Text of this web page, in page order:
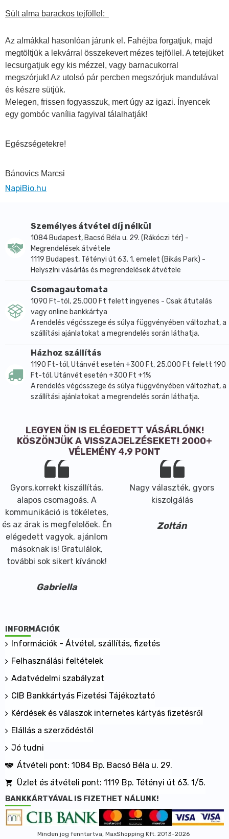
Sült alma barackos tejföllel:
Az almákkal hasonlóan járunk el. Fahéjba forgatjuk, majd
megtöltjük a lekvárral összekevert mézes tejföllel. A tetejüket
lecsurgatjuk egy kis mézzel, vagy barnacukorral
megszórjuk! Az utolsó pár percben megszórjuk mandulával
és készre sütjük.
Melegen, frissen fogyasszuk, mert úgy az igazi. Ínyencek
egy gombóc vanília fagyival tálalhatják!
Egészségetekre!
Bánovics Marcsi
NapiBio.hu
Személyes átvétel díj nélkül
1084 Budapest, Bacsó Béla u. 29. (Rákóczi tér) -
Megrendelések átvétele
1119 Budapest, Tétényi út 63. 1. emelet (Bikás Park) -
Helyszíni vásárlás és megrendelések átvétele
Csomagautomata
1090 Ft-tól, 25.000 Ft felett ingyenes - Csak átutalás
vagy online bankkártya
A rendelés végösszege és súlya függvényében változhat, a
szállítási ajánlatokat a megrendelés során láthatja.
Házhoz szállítás
1190 Ft-tól, Utánvét esetén +300 Ft, 25.000 Ft felett 190
Ft-tól, Utánvét esetén +300 Ft +1%
A rendelés végösszege és súlya függvényében változhat, a
szállítási ajánlatokat a megrendelés során láthatja.
LEGYEN ÖN IS ELÉGEDETT VÁSÁRLÓNK!
KÖSZÖNJÜK A VISSZAJELZÉSEKET! 2000+
VÉLEMÉNY 4,9 PONT
Gyors,korrekt kiszállítás,
alapos csomagoás. A
kommunikáció is tökéletes,
és az árak is megfelelőek. Én
elégedett vagyok, ajánlom
másoknak is! Gratulálok,
további sok sikert kívánok!
Gabriella
Nagy választék, gyors
kiszolgálás
Zoltán
INFORMÁCIÓK
Információk - Átvétel, szállítás, fizetés
Felhasználási feltételek
Adatvédelmi szabályzat
CIB Bankkártyás Fizetési Tájékoztató
Kérdések és válaszok internetes kártyás fizetésről
Elállás a szerződéstől
Jó tudni
Átvételi pont: 1084 Bp. Bacsó Béla u. 29.
Üzlet és átvételi pont: 1119 Bp. Tétényi út 63. 1/5.
BANKKÁRTYÁVAL IS FIZETHET NÁLUNK!
Minden jog fenntartva, MaxShopping Kft. 2013-2026